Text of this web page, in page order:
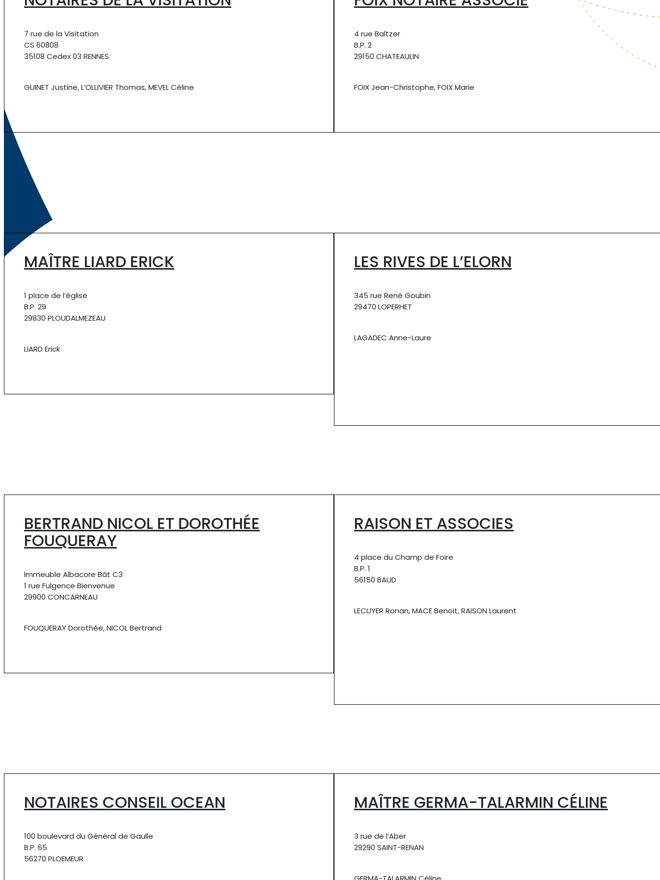
7 rue de la Visitation
CS 60808
35108 Cedex 03 RENNES
GUINET Justine, L’OLLIVIER Thomas, MEVEL Céline
4 rue Baltzer
B.P. 2
29150 CHATEAULIN
FOIX Jean-Christophe, FOIX Marie
MAÎTRE LIARD ERICK
1 place de l’église
B.P. 29
29830 PLOUDALMEZEAU
LIARD Erick
LES RIVES DE L’ELORN
345 rue René Goubin
29470 LOPERHET
LAGADEC Anne-Laure
BERTRAND NICOL ET DOROTHÉE
FOUQUERAY
Immeuble Albacore Bât C3
1 rue Fulgence Bienvenue
29900 CONCARNEAU
FOUQUERAY Dorothée, NICOL Bertrand
RAISON ET ASSOCIES
4 place du Champ de Foire
B.P. 1
56150 BAUD
LECUYER Ronan, MACE Benoit, RAISON Laurent
NOTAIRES CONSEIL OCEAN
100 boulevard du Général de Gaulle
B.P. 65
56270 PLOEMEUR
MAÎTRE GERMA-TALARMIN CÉLINE
3 rue de l’Aber
29290 SAINT-RENAN